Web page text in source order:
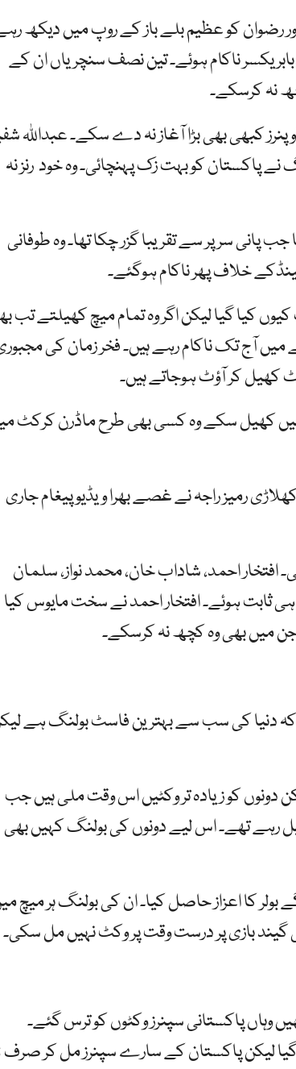
رضوان کو عظیم بلے باز کے روپ میں دیکھ
یکسر ناکام ہوئے۔ تین نصف سنچریاں ان کے
نہ کرسکے۔
کبھی بھی بڑا آغاز نہ دے سکے۔ عبداللہ
پاکستان کو بہت زک پہنچائی۔ وہ خود رنز نہ
پانی سر پر سے تقریبا گزر چکا تھا۔ وہ طوفانی
خلاف پھر ناکام ہوگئے۔
کیا گیا لیکن اگر وہ تمام میچ کھیلتے تب
میں آج تک ناکام رہے ہیں۔ فخر زمان کی
کھیل کر آؤٹ ہوجاتے ہیں۔
کھیل سکے وہ کسی بھی طرح ماڈرن کرکٹ
رمیز راجہ نے غصے بھرا ویڈیو پیغام جاری
احمد، شاداب خان، محمد نواز، سلمان
ثابت ہوئے۔ افتخار احمد نے سخت مایوس کیا
میں بھی وہ کچھ نہ کرسکے۔
دنیا کی سب سے بہترین فاسٹ بولنگ ہے
اور حارث رؤف نے 16 وکٹ لیے لیکن دونوں کو زیادہ تر وکٹیں اس وقت ملی ہیں جب
رہے تھے۔ اس لیے دونوں کی بولنگ کہیں بھی
بولر کا اعزاز حاصل کیا۔ ان کی بولنگ ہر میچ
بازی پر درست وقت پر وکٹ نہیں مل سکی۔
وہاں پاکستانی سپنرز وکٹوں کو ترس گئے۔